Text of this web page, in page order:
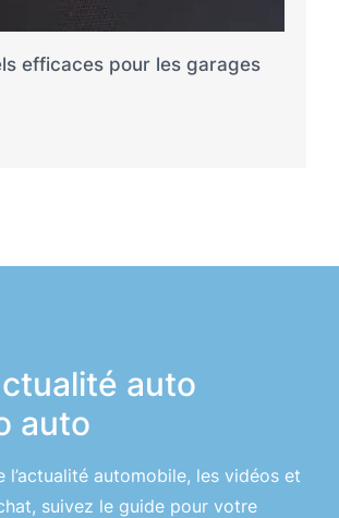
efficaces pour les garages
auto
auto
l’actualité automobile, les vidéos et
suivez le guide pour votre